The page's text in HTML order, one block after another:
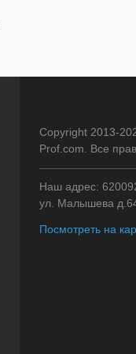
Copyright 2013-
Prof.com. Все
Наш адрес:
ул. Малышева
Посмотреть на